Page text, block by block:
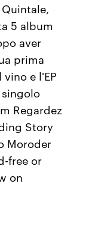
5 album
aver
prima
e l'EP
singolo
Regardez
Story
Moroder
free or
on